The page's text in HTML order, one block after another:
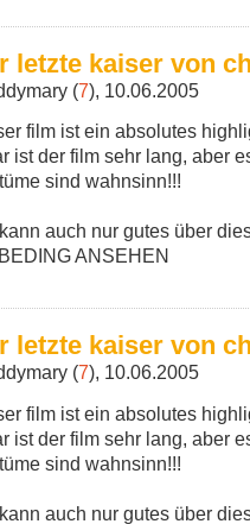
letzte kaiser von
(7), 10.06.2005
film ist ein absolutes
ist der film sehr lang, aber
sind wahnsinn!!!
auch nur gutes über
ANSEHEN
letzte kaiser von
(7), 10.06.2005
film ist ein absolutes
ist der film sehr lang, aber
sind wahnsinn!!!
auch nur gutes über